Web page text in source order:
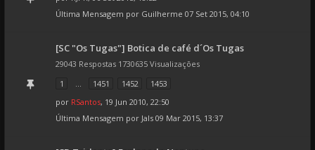
Última Mensagem por Guilherme 07 Set 2015, 04:10
[SC "Os Tugas"] Botica de café d´Os Tugas
29043 Respostas 1730635 Visualizações
1
... 1451 1452
1453
por RSantos, 19 Jun 2010, 22:50
Última Mensagem por Jals 09 Mar 2015, 13:37